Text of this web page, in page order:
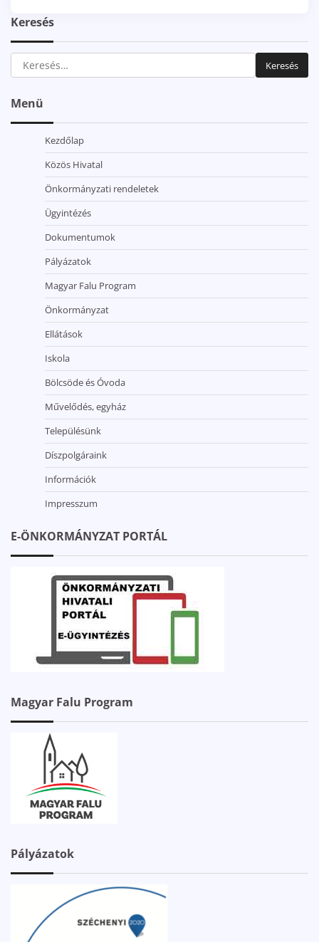
Keresés
Keresés:
Menü
Kezdőlap
Közös Hivatal
Önkormányzati rendeletek
Ügyintézés
Dokumentumok
Pályázatok
Magyar Falu Program
Önkormányzat
Ellátások
Iskola
Bölcsöde és Óvoda
Művelődés, egyház
Településünk
Díszpolgáraink
Információk
Impresszum
E-ÖNKORMÁNYZAT PORTÁL
Magyar Falu Program
Pályázatok